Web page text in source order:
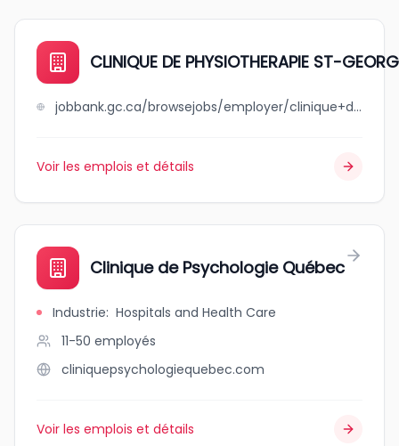
CLINIQUE DE PHYSIOTHERAPIE ST-
jobbank.gc.ca/browsejobs/employer/clinique+de+physiotherapie++++st-georges+inc/ca
Voir les emplois et détails
Clinique de Psychologie Québec
Industrie: Hospitals and Health Care
11-50 employés
cliniquepsychologiequebec.com
Voir les emplois et détails